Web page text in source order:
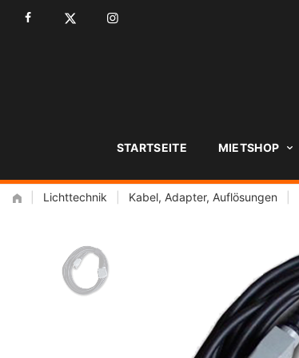
Zum
STARTSEITE MIETSHOP
Lichttechnik Kabel, Adapter, Auflösungen